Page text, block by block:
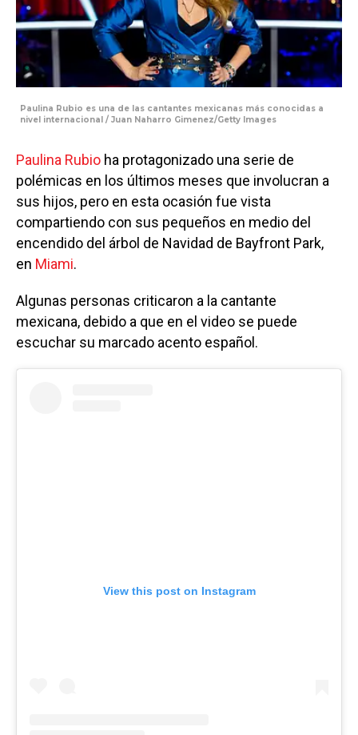
Paulina Rubio es una de las cantantes mexicanas más conocidas a
nivel internacional / Juan Naharro Gimenez/Getty Images
Paulina Rubio ha protagonizado una serie de
polémicas en los últimos meses que involucran a
sus hijos, pero en esta ocasión fue vista
compartiendo con sus pequeños en medio del
encendido del árbol de Navidad de Bayfront Park,
en Miami.
Algunas personas criticaron a la cantante
mexicana, debido a que en el video se puede
escuchar su marcado acento español.
View this post on Instagram